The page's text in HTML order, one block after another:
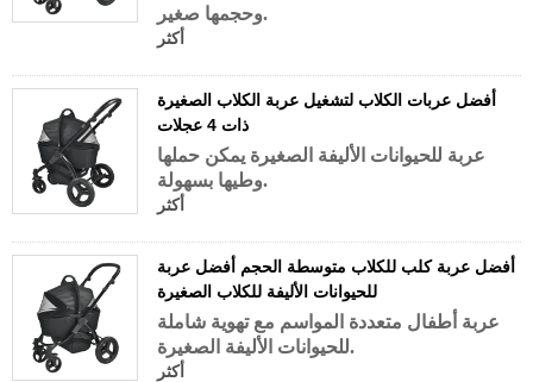
وحجمها صغير.
أكثر
أفضل عربات الكلاب لتشغيل عربة الكلاب الصغيرة
ذات 4 عجلات
عربة للحيوانات الأليفة الصغيرة يمكن حملها
وطيها بسهولة.
أكثر
أفضل عربة كلب للكلاب متوسطة الحجم أفضل عربة
للحيوانات الأليفة للكلاب الصغيرة
عربة أطفال متعددة المواسم مع تهوية شاملة
للحيوانات الأليفة الصغيرة.
أكثر